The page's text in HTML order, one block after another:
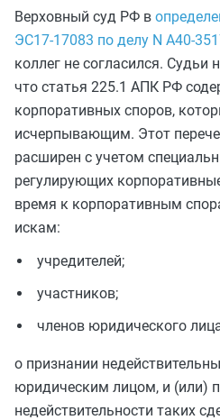
Верховный суд РФ в
ЭС17-17083 по делу N А40-
коллег не согласился. Судьи
что статья 225.1 АПК РФ
корпоративных споров,
исчерпывающим. Этот
расширен с учетом
регулирующих
время к корпоративным
искам:
учредителей;
участников;
членов юридического
о признании
юридическим лицом, и (или)
недействительности таких